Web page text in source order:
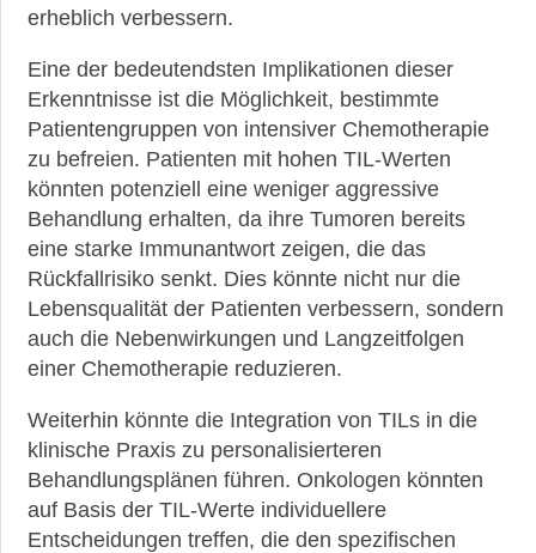
erheblich verbessern.
Eine der bedeutendsten Implikationen dieser
Erkenntnisse ist die Möglichkeit, bestimmte
Patientengruppen von intensiver Chemotherapie
zu befreien. Patienten mit hohen TIL-Werten
könnten potenziell eine weniger aggressive
Behandlung erhalten, da ihre Tumoren bereits
eine starke Immunantwort zeigen, die das
Rückfallrisiko senkt. Dies könnte nicht nur die
Lebensqualität der Patienten verbessern, sondern
auch die Nebenwirkungen und Langzeitfolgen
einer Chemotherapie reduzieren.
Weiterhin könnte die Integration von TILs in die
klinische Praxis zu personalisierteren
Behandlungsplänen führen. Onkologen könnten
auf Basis der TIL-Werte individuellere
Entscheidungen treffen, die den spezifischen